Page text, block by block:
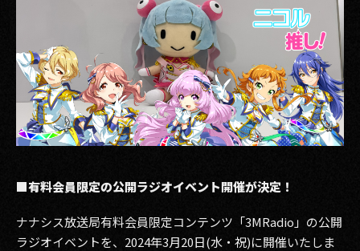
■有料会員限定の公開ラジオイベント開催が決定！
ナナシス放送局有料会員限定コンテンツ「3MRadio」の公開
ラジオイベントを、2024年3月20日(水・祝)に開催いたしま